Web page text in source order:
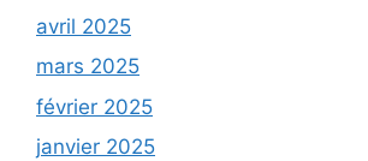
avril 2025
mars 2025
février 2025
janvier 2025